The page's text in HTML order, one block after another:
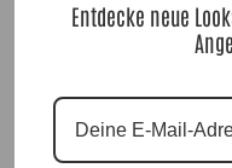
60% Baumwolle,
Entdecke neue